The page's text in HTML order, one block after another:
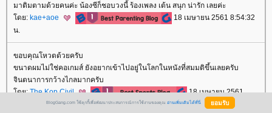
มาติมตามด้วยคนค่ะ น้องซีก็ชอบวงนี้ ร้องเพลง เต้น สนุก น่ารัก เลยค่ะ
ดย: kae+aoe
18 เมษายน 2561 8:54:32
น.
ขอบคุณโหวตด้วยครับ
ขนาดผมไม่ใช่คอเกมส์ ยังอยากเข้าไปอยู่ในโลกในหนังที่สมมติขึ้นเลยครับ
จินตนาการกว้างไกลมากครับ
ดย:The Kop Civil
18 เมษายน 2561
13:11:08 น.BlogGang.com ใช้คุกกี้เพื่อพัฒนาประสบการณ์การใช้งานของคุณ อ่านเพิ่มเติมได้ที่นี่